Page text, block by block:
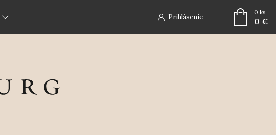
Prihlásenie
0 ks
0 €